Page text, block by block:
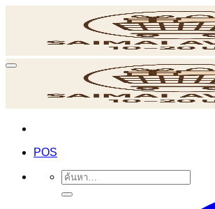
เนื้อหา
POS
ค้นหา: